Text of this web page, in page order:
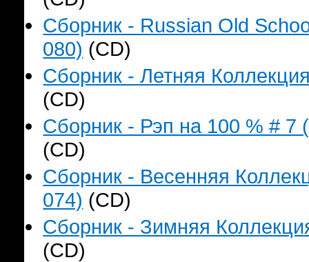
Сборник - Russian Old
080) (CD)
Сборник - Летняя
(CD)
Сборник - Рэп на 100 % # 7
(CD)
Сборник - Весенняя
074) (CD)
Сборник - Зимняя
(CD)